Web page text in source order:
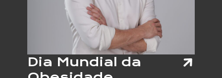
Dia Mundial da